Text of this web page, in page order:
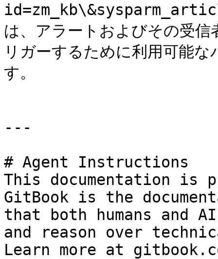
は、アラートおよびその受
リガーするために利用可能
す。
---
# Agent Instructions
This documentation is
GitBook is the
that both humans and
and reason over
Learn more at